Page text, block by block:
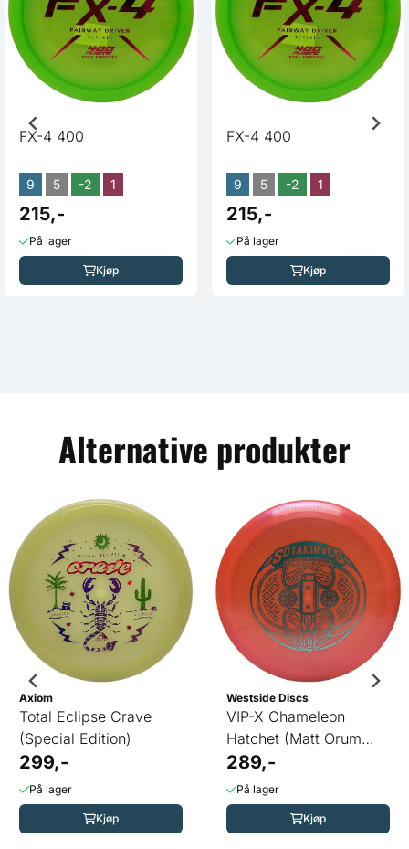
FX-4 400
9 5 -2 1
215,-
På lager
Kjøp
FX-4 400
9 5 -2 1
215,-
På lager
Kjøp
Alternative produkter
Axiom
Total Eclipse Crave
(Special Edition)
299,-
På lager
Kjøp
Westside Discs
VIP-X Chameleon
Hatchet (Matt Orum
Team Series)
289,-
På lager
Kjøp